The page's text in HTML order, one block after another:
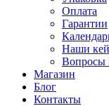
Оплата
Гарантии
Наши
Вопросы
Магазин
Блог
Контакты